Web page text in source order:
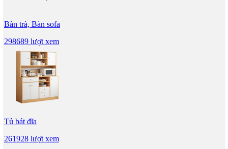
Bàn trà, Bàn sofa
298689 lượt xem
Tủ bát đĩa
261928 lượt xem